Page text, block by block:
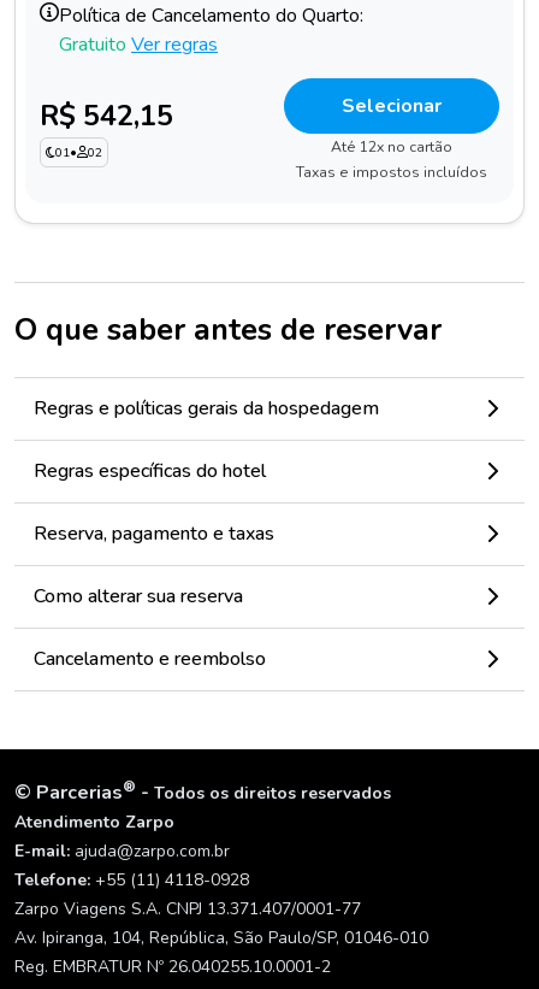
Política de Cancelamento do Quarto:
Gratuito Ver regras
R$ 542,15
01• 02
Selecionar
Até 12x no cartão
Taxas e impostos incluídos
O que saber antes de reservar
Regras e políticas gerais da hospedagem
Regras específicas do hotel
Reserva, pagamento e taxas
Como alterar sua reserva
Cancelamento e reembolso
© Parcerias® - Todos os direitos reservados
Atendimento Zarpo
E-mail: ajuda@zarpo.com.br
Telefone: +55 (11) 4118-0928
Zarpo Viagens S.A. CNPJ 13.371.407/0001-77
Av. Ipiranga, 104, República, São Paulo/SP, 01046-010
Reg. EMBRATUR Nº 26.040255.10.0001-2